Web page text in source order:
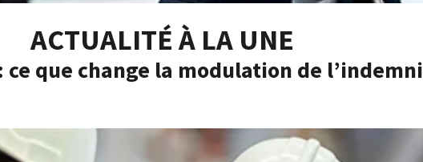
ACTUALITÉ À LA UNE
que change la modulation de